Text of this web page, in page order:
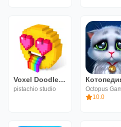
Voxel Doodle - Color By Number
pistachio studio
10.0